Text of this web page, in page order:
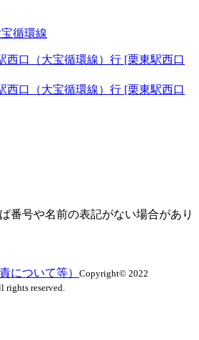
循環線
西口（大宝循環線）行 [栗東駅西口
西口（大宝循環線）行 [栗東駅西口
番号や名前の表記がない場合があり
について等） Copyright© 2022
reserved.